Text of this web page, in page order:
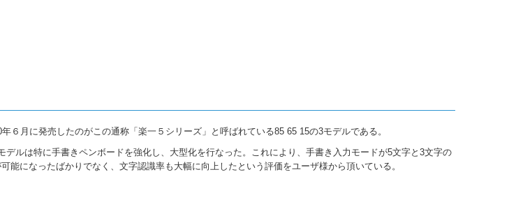
６月に発売したのがこの通称「楽一５シリーズ」と呼ばれている85 65 15の3モデルである。
デルは特に手書きペンボードを強化し、大型化を行なった。これにより、手書き入力モードが5文字と3文字の
能になったばかりでなく、文字認識率も大幅に向上したという評価をユーザ様から頂いている。